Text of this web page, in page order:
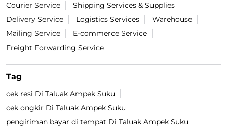
Courier Service
Shipping Services & Supplies
Delivery Service
Logistics Services
Warehouse
Mailing Service
E-commerce Service
Freight Forwarding Service
Tag
cek resi Di Taluak Ampek Suku
cek ongkir Di Taluak Ampek Suku
pengiriman bayar di tempat Di Taluak Ampek Suku